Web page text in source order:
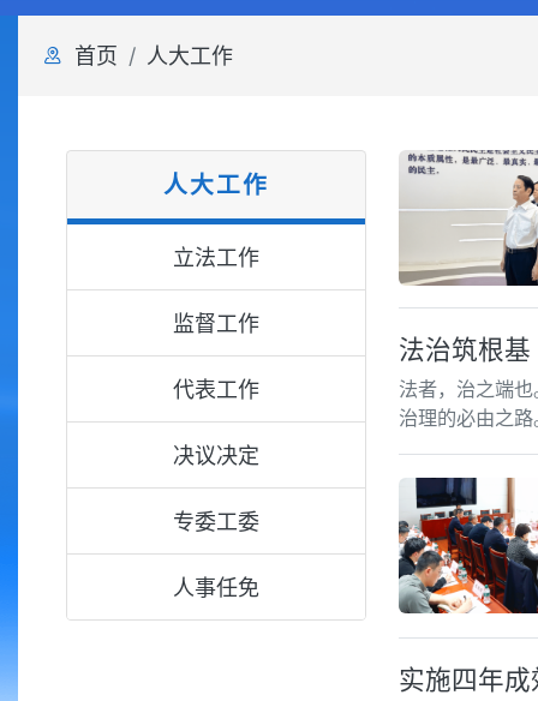
首页 人大工作
人大工作
立法工作
监督工作
代表工作
决议决定
专委工委
人事任免
法治筑根
法者，治之端
治理的必由之路
实施四年